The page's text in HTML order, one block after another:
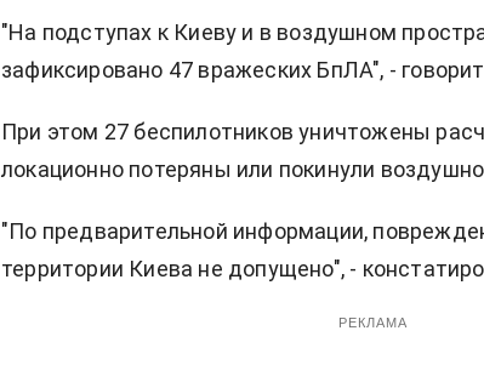
"На подступах к Киеву и в воздушном
зафиксировано 47 вражеских БпЛА", -
При этом 27 беспилотников уничтожены
локационно потеряны или покинули
"По предварительной информации,
территории Киева не допущено", -
РЕКЛАМА